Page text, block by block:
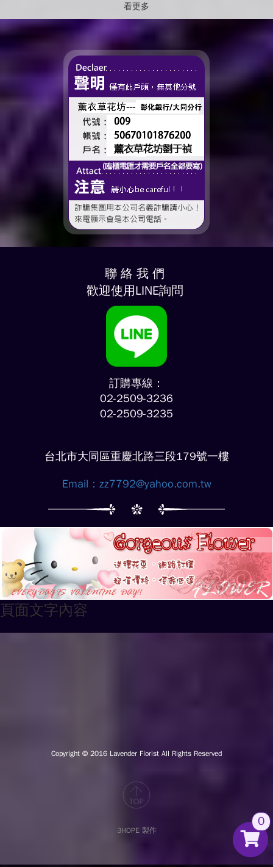
很多，準備往下一段生活前
進的人。 那些一起走過的
時間、一起熬過的日常，到
的節日了。 不是特別提
——有一個人，一直都...
看更多
聯 絡 我 們
歡迎使用LINE詢問
訂購專線：
02-2509-3236
02-2509-3235
台北市大同區重慶北路三段179號一樓
Email： zz7792@yahoo.com.tw
頁面文字內容
Copyright © 2016 Lavender Florist All Rights Reserved
3HOPE 製作
0